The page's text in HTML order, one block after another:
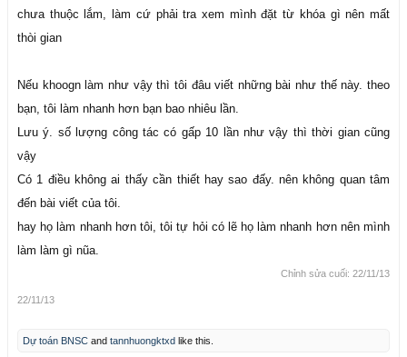
chưa thuộc lắm, làm cứ phải tra xem mình đặt từ khóa gì nên mất
thòi gian
Nếu khoogn làm như vậy thì tôi đâu viết những bài như thế này. theo
bạn, tôi làm nhanh hơn bạn bao nhiêu lần.
Lưu ý. số lượng công tác có gấp 10 lần như vậy thì thời gian cũng
vậy
Có 1 điều không ai thấy cần thiết hay sao đấy. nên không quan tâm
đến bài viết của tôi.
hay họ làm nhanh hơn tôi, tôi tự hỏi có lẽ họ làm nhanh hơn nên mình
làm làm gì nũa.
Chỉnh sửa cuối: 22/11/13
22/11/13
Dự toán BNSC and tannhuongktxd like this.